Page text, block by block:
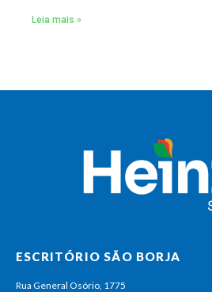
Leia mais »
ESCRITÓRIO SÃO BORJA
Rua General Osório, 1775